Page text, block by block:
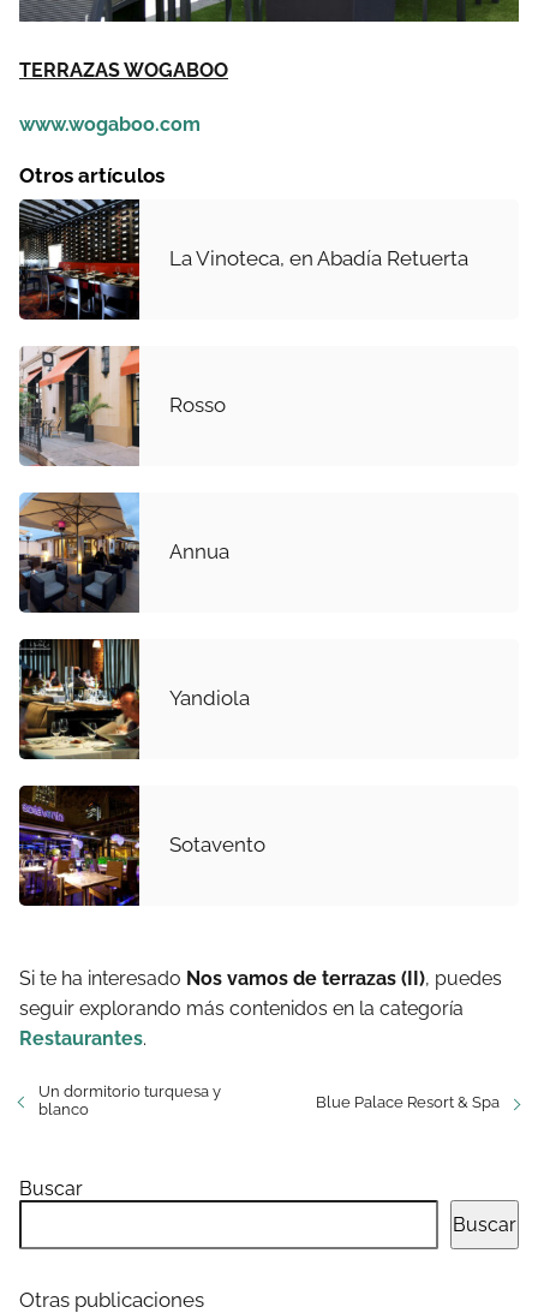
TERRAZAS WOGABOO
www.wogaboo.com
Otros artículos
La Vinoteca, en Abadía Retuerta
Rosso
Annua
Yandiola
Sotavento
Si te ha interesado Nos vamos de terrazas (II), puedes
seguir explorando más contenidos en la categoría
Restaurantes.
Un dormitorio turquesa y
blanco
Blue Palace Resort & Spa
Buscar
Buscar
Otras publicaciones